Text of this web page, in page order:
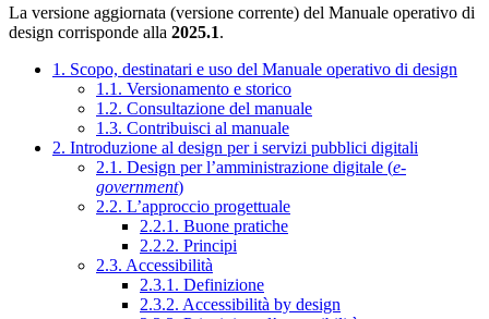
La versione aggiornata (versione corrente) del Manuale operativo di
design corrisponde alla 2025.1.
1. Scopo, destinatari e uso del Manuale operativo di design
1.1. Versionamento e storico
1.2. Consultazione del manuale
1.3. Contribuisci al manuale
2. Introduzione al design per i servizi pubblici digitali
2.1. Design per l’amministrazione digitale (e-
government)
2.2. L’approccio progettuale
2.2.1. Buone pratiche
2.2.2. Principi
2.3. Accessibilità
2.3.1. Definizione
2.3.2. Accessibilità by design